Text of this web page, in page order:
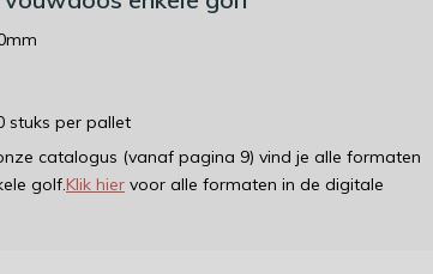
stuks per pallet
catalogus (vanaf pagina 9) vind je alle formaten
golf.Klik hier voor alle formaten in de digitale